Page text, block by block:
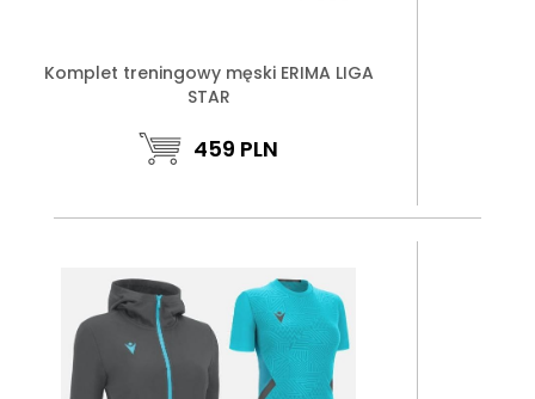
Komplet treningowy męski ERIMA LIGA
STAR
459 PLN